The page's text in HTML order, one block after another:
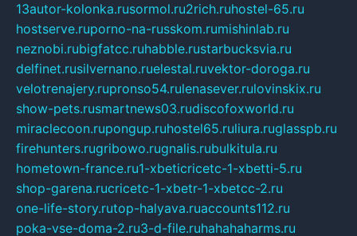
13autor-kolonka.rusormol.ru2rich.ruhostel-65.ru
hostserve.ruporno-na-russkom.rumishinlab.ru
neznobi.rubigfatcc.ruhabble.rustarbucksvia.ru
delfinet.rusilvernano.ruelestal.ruvektor-doroga.ru
velotrenajery.rupronso54.rulenasever.rulovinskix.ru
show-pets.rusmartnews03.rudiscofoxworld.ru
miraclecoon.rupongup.ruhostel65.ruliura.ruglasspb.ru
firehunters.rugribowo.rugnalis.rubulkitula.ru
hometown-france.ru1-xbeticricetc-1-xbetti-5.ru
shop-garena.rucricetc-1-xbetr-1-xbetcc-2.ru
one-life-story.rutop-halyava.ruaccounts112.ru
poka-vse-doma-2.ru3-d-file.ruhahahaharms.ru